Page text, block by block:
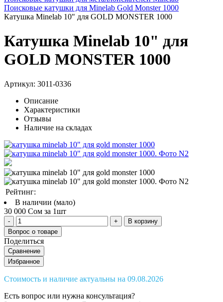
Поисковые катушки для Minelab Gold Monster 1000
Катушка Minelab 10" для GOLD MONSTER 1000
Катушка Minelab 10" для
GOLD MONSTER 1000
Артикул: 3011-0336
Описание
Характеристики
Отзывы
Наличие на складах
Рейтинг:
В наличии (мало)
30 000 Сом за 1шт
В корзину
Вопрос о товаре
Поделиться
Сравнение
Избранное
Стоимость и наличие актуальны на 09.08.2026
Есть вопрос или нужна консультация?